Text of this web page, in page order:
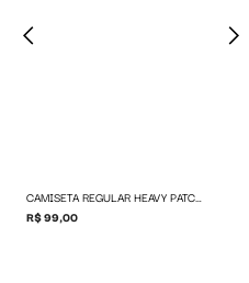
CAMISETA REGULAR HEAVY PATCH LOGO
R$ 99,00